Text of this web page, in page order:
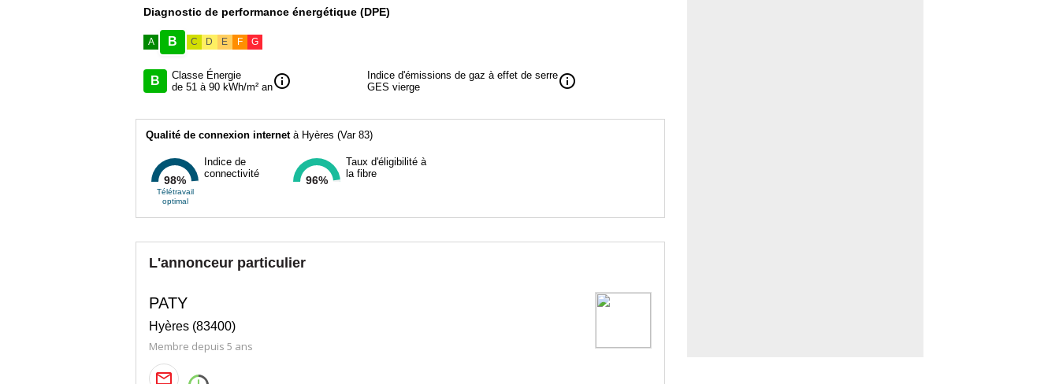
Diagnostic de performance énergétique (DPE)
A B C D E F G
B
Classe Énergie
de 51 à 90 kWh/m² aninfo
Indice d'émissions de gaz à effet de serre
GES vierge
info
Qualité de connexion internetà Hyères (Var 83)
98%
Télétravail
optimal
Indice de
connectivité
96%
Taux d'éligibilité à
la fibre
L'annonceur particulier
PATY
Hyères (83400)
Membre depuis 5 ans